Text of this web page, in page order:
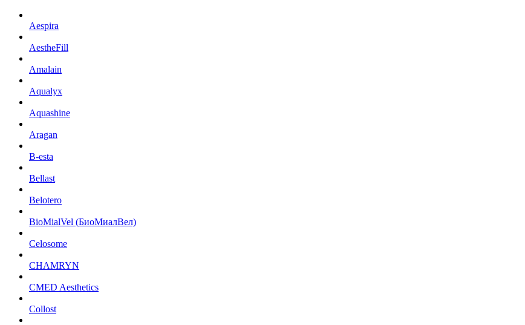
Aespira
AestheFill
Amalain
Aqualyx
Aquashine
Aragan
B-esta
Bellast
Belotero
BioMialVel (БиоМиалВел)
Celosome
CHAMRYN
CMED Aesthetics
Collost